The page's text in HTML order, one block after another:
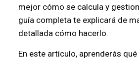
mejor cómo se calcula y
guía completa te explicará de
detallada cómo hacerlo.
En este artículo, aprenderás